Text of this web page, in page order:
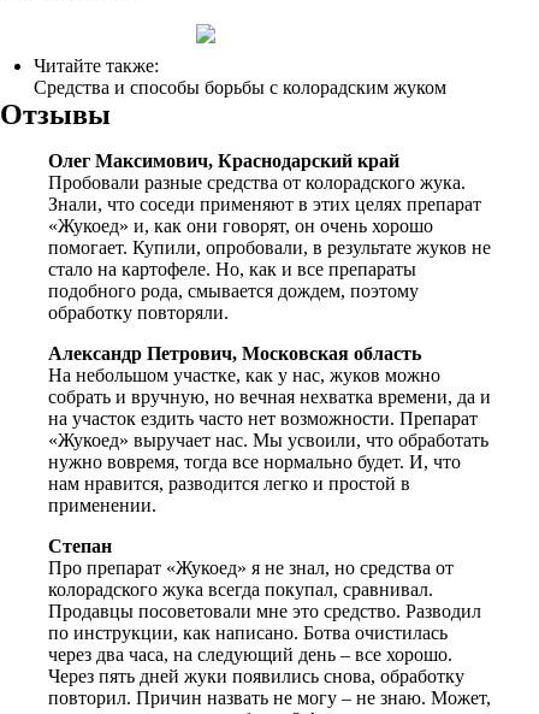
Читайте также:
Средства и способы борьбы с колорадским жуком
Отзывы
Олег Максимович, Краснодарский край
Пробовали разные средства от колорадского жука.
Знали, что соседи применяют в этих целях препарат
«Жукоед» и, как они говорят, он очень хорошо
помогает. Купили, опробовали, в результате жуков не
стало на картофеле. Но, как и все препараты
подобного рода, смывается дождем, поэтому
обработку повторяли.
Александр Петрович, Московская область
На небольшом участке, как у нас, жуков можно
собрать и вручную, но вечная нехватка времени, да и
на участок ездить часто нет возможности. Препарат
«Жукоед» выручает нас. Мы усвоили, что обработать
нужно вовремя, тогда все нормально будет. И, что
нам нравится, разводится легко и простой в
применении.
Cтепан
Про препарат «Жукоед» я не знал, но средства от
колорадского жука всегда покупал, сравнивал.
Продавцы посоветовали мне это средство. Разводил
по инструкции, как написано. Ботва очистилась
через два часа, на следующий день – все хорошо.
Через пять дней жуки появились снова, обработку
повторил. Причин назвать не могу – не знаю. Может,